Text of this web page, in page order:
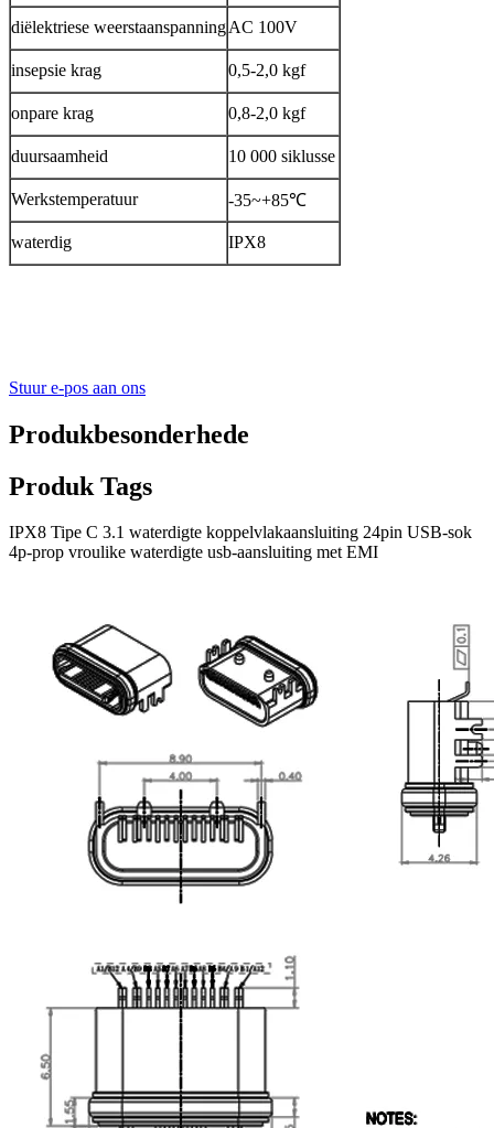
diëlektriese weerstaanspanningAC 100V
insepsie krag 0,5-2,0 kgf
onpare krag 0,8-2,0 kgf
duursaamheid 10 000 siklusse
Werkstemperatuur -35~+85℃
waterdig IPX8
Stuur e-pos aan ons
Produkbesonderhede
Produk Tags
IPX8 Tipe C 3.1 waterdigte koppelvlakaansluiting 24pin USB-sok
4p-prop vroulike waterdigte usb-aansluiting met EMI